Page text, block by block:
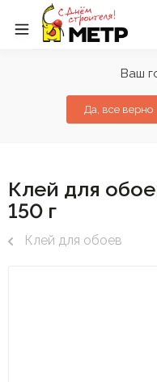
Ваш
Да, все верно
Клей для
150 г
Клей для обоев